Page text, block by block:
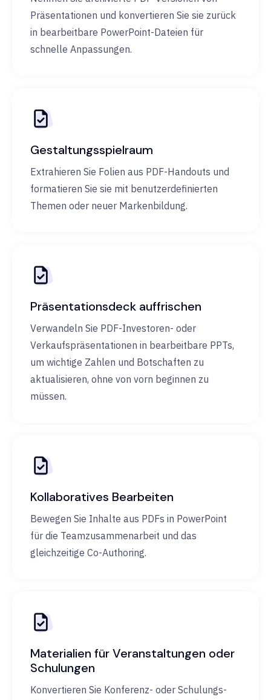
Präsentationen und konvertieren Sie sie zurück
in bearbeitbare PowerPoint-Dateien für
schnelle Anpassungen.
Gestaltungsspielraum
Extrahieren Sie Folien aus PDF-Handouts und
formatieren Sie sie mit benutzerdefinierten
Themen oder neuer Markenbildung.
Präsentationsdeck auffrischen
Verwandeln Sie PDF-Investoren- oder
Verkaufspräsentationen in bearbeitbare PPTs,
um wichtige Zahlen und Botschaften zu
aktualisieren, ohne von vorn beginnen zu
müssen.
Kollaboratives Bearbeiten
Bewegen Sie Inhalte aus PDFs in PowerPoint
für die Teamzusammenarbeit und das
gleichzeitige Co-Authoring.
Materialien für Veranstaltungen oder
Schulungen
Konvertieren Sie Konferenz- oder Schulungs-